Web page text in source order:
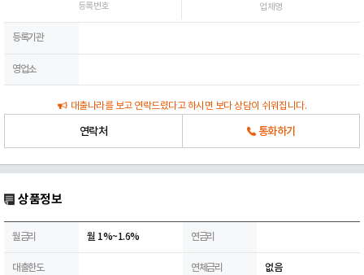
등록번호 업체명
등록기관
영업소
대출나라를 보고 연락드렸다고 하시면 보다 상담이 쉬워집니다.
연락처 통화하기
상품정보
월금리 월 1%~1.6% 연금리
대출한도 연체금리 없음